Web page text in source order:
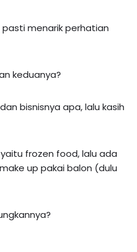
menarik perhatian
keduanya?
bisnisnya apa, lalu kasih
frozen food, lalu ada
up pakai balon (dulu